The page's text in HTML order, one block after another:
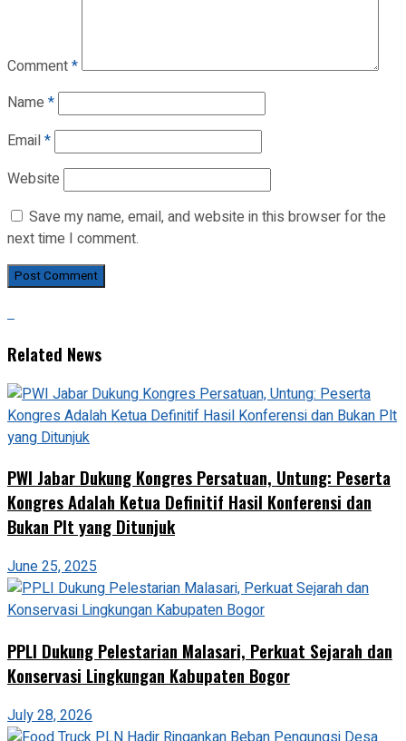
Comment*
Name *
Email*
Website
Save my name, email, and website in this browser for the
next time I comment.
Related News
PWI Jabar Dukung Kongres Persatuan, Untung: Peserta
Kongres Adalah Ketua Definitif Hasil Konferensi dan
Bukan Plt yang Ditunjuk
June 25, 2025
PPLI Dukung Pelestarian Malasari, Perkuat Sejarah dan
Konservasi Lingkungan Kabupaten Bogor
July 28, 2026